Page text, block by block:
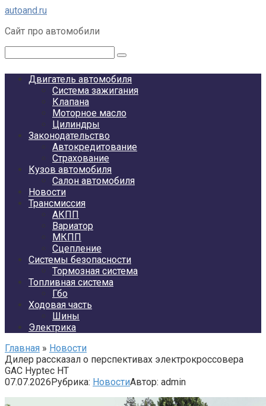
Перейти
контенту
autoand.ru
Сайт про автомобили
Двигатель автомобиля
Система зажигания
Клапана
Моторное масло
Цилиндры
Законодательство
Автокредитование
Страхование
Кузов автомобиля
Салон автомобиля
Новости
Трансмиссия
АКПП
Вариатор
МКПП
Сцепление
Системы безопасности
Тормозная система
Топливная система
Гбо
Ходовая часть
Шины
Электрика
Главная » Новости
Дилер рассказал о перспективах электрокроссовера
GAC Hyptec HT
07.07.2026Рубрика: НовостиАвтор: admin